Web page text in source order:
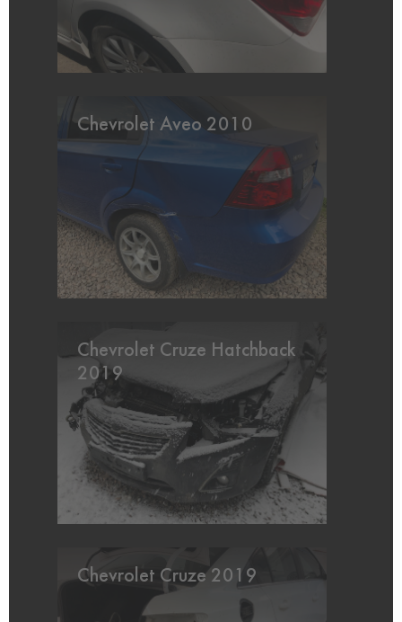
Chevrolet Aveo 2010
Chevrolet Cruze Hatchback
2019
Chevrolet Cruze 2019